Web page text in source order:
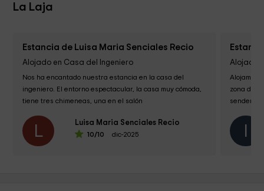
La Laja
Estancia de Luisa Maria Senciales Recio
Alojado en Casa del Ingeniero
Nos ha encantado nuestra estancia en la casa del
ingeniero. El entorno espectacular, la casa muy cómoda,
tiene tres chimeneas, una en el salón
L Luisa Maria Senciales Recio
10/10 dic-2025
Alojado
zona de